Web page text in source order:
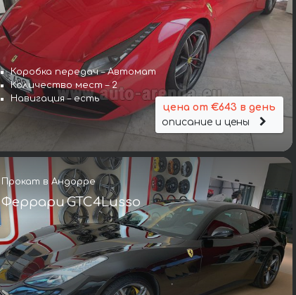
Коробка передач – Автомат
Количество мест – 2
Навигация – есть
цена от €643 в день
описание и цены
Прокат в Андорре
Феррари GTC4Lusso